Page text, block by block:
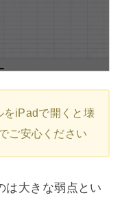
をiPadで開くと壊
ご安心ください
は大きな弱点とい